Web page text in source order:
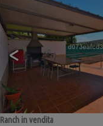
<
Ranch in vendita